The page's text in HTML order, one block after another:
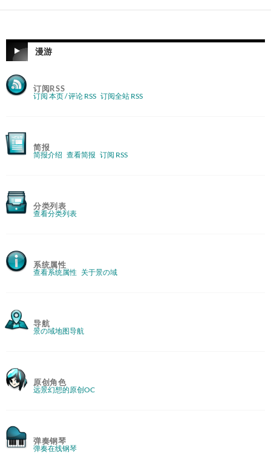
漫游
订阅RSS
订阅 本页 / 评论 RSS 订阅全站 RSS
简报
简报介绍 查看简报 订阅 RSS
分类列表
查看分类列表
系统属性
查看系统属性 关于景の域
导航
景の域地图导航
原创角色
远景幻想的原创OC
弹奏钢琴
弹奏在线钢琴